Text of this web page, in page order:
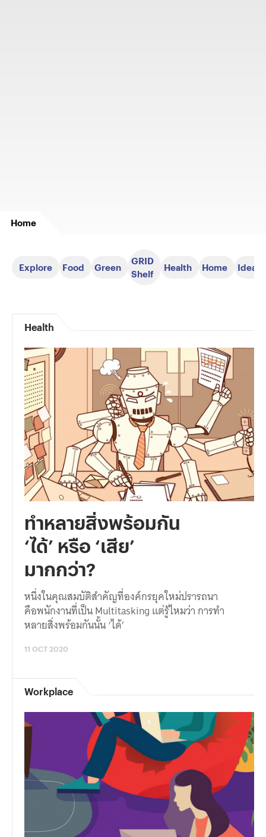
Home
Explore Food Green
GRID
Shelf
Health Home Ideas
Health
ทำหลายสิ่งพร้อมกัน
‘ได้’ หรือ ‘เสีย’
มากกว่า?
หนึ่งในคุณสมบัติสำคัญที่องค์กรยุคใหม่ปรารถนา
คือพนักงานที่เป็น Multitasking แต่รู้ไหมว่า การทำ
หลายสิ่งพร้อมกันนั้น ‘ได้’
11 OCT 2020
Workplace